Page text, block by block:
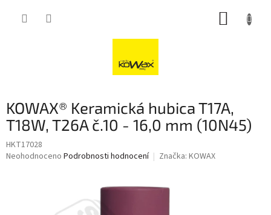
KOWAX® Keramická hubica T17A,
T18W, T26A č.10 - 16,0 mm (10N45)
HKT17028
Průměrné
Neohodnoceno Podrobnosti hodnocení Značka: KOWAX